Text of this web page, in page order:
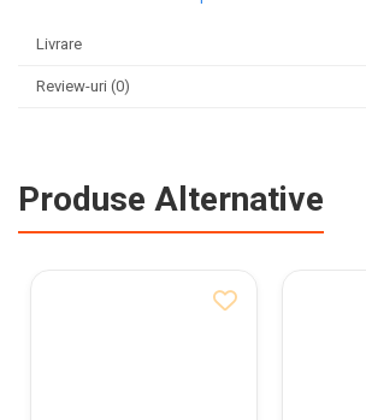
Livrare
Review-uri (0)
Produse Alternative